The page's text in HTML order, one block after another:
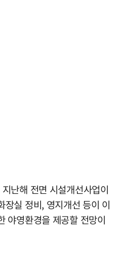
난해 전면 시설개선사업이
장실 정비, 영지개선 등이 이
야영환경을 제공할 전망이